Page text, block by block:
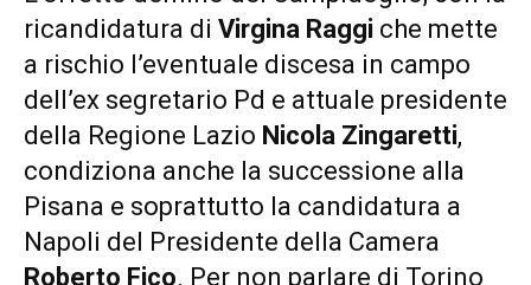
ricandidatura di Virgina Raggi che mette
a rischio l’eventuale discesa in campo
dell’ex segretario Pd e attuale presidente
della Regione Lazio Nicola Zingaretti,
condiziona anche la successione alla
Pisana e soprattutto la candidatura a
Napoli del Presidente della Camera
Roberto Fico. Per non parlare di Torino